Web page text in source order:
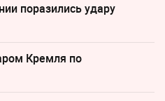
поразились удару
Кремля по